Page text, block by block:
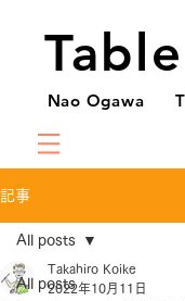
Nao Ogawa
記事
All posts
All posts
Takahiro Koike
2022年10月11日